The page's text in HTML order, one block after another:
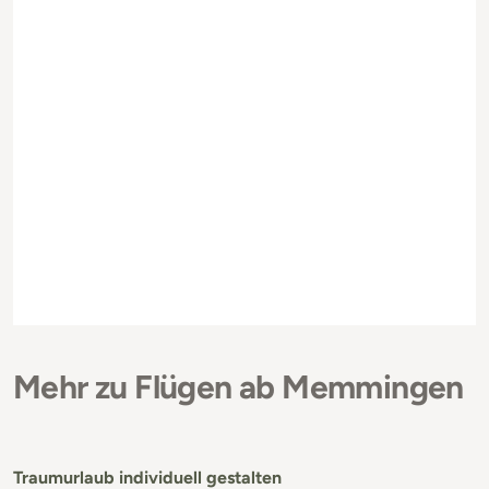
Mehr zu Flügen ab Memmingen
Traumurlaub individuell gestalten